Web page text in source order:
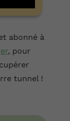
abonné à
, pour
tunnel !